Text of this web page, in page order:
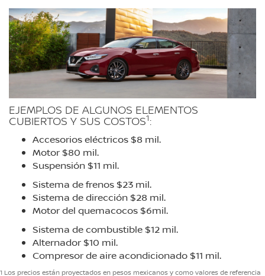
EJEMPLOS DE ALGUNOS ELEMENTOS
CUBIERTOS Y SUS COSTOS1:
Accesorios eléctricos $8 mil.
Motor $80 mil.
Suspensión $11 mil.
Sistema de frenos $23 mil.
Sistema de dirección $28 mil.
Motor del quemacocos $6mil.
Sistema de combustible $12 mil.
Alternador $10 mil.
Compresor de aire acondicionado $11 mil.
1 Los precios están proyectados en pesos mexicanos y como valores de referencia